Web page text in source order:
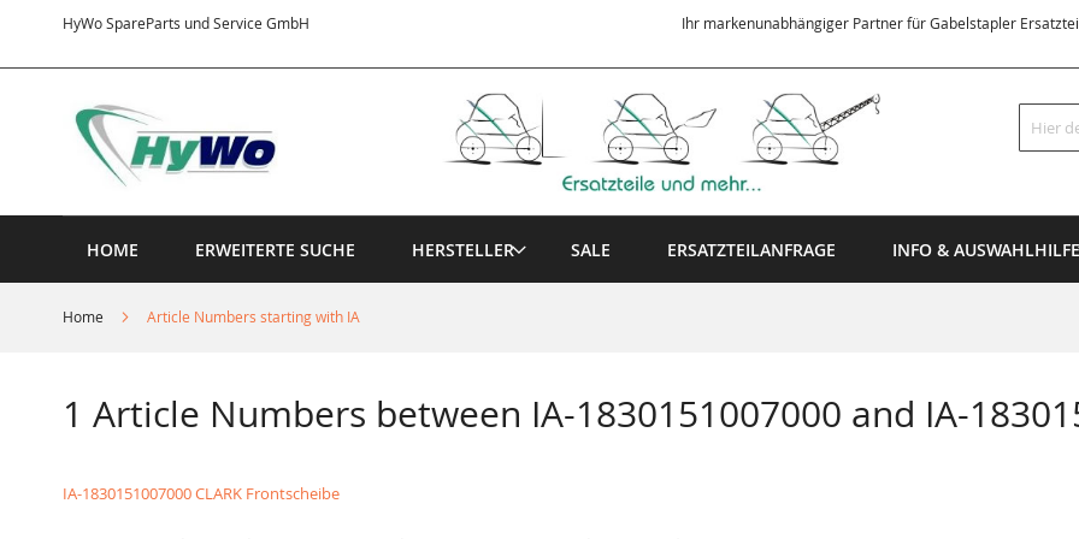
HyWo SpareParts und Service GmbH
Inhalt
Ihr markenunabhängiger Partner für Gabelstapler
Suche
HOME ERWEITERTE SUCHE HERSTELLER SALE ERSATZTEILANFRAGE INFO & AUSWAHLHILFE
Home Article Numbers starting with IA
1 Article Numbers between IA-1830151007000 and IA-
IA-1830151007000 CLARK Frontscheibe